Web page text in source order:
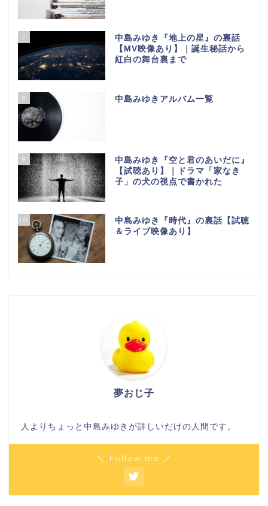
7
中島みゆき『地上の星』の裏話
【МV映像あり】｜誕生秘話から
紅白の舞台裏まで
8 中島みゆきアルバム一覧
9
中島みゆき『空と君のあいだに』
【試聴あり】｜ドラマ「家なき
子」の犬の視点で書かれた
10
中島みゆき『時代』の裏話【試聴
＆ライブ映像あり】
夢おじ子
人よりちょっと中島みゆきが詳しいだけの人間です。
＼ Follow me ／